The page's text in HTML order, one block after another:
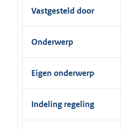
Vastgesteld door
Onderwerp
Eigen onderwerp
Indeling regeling